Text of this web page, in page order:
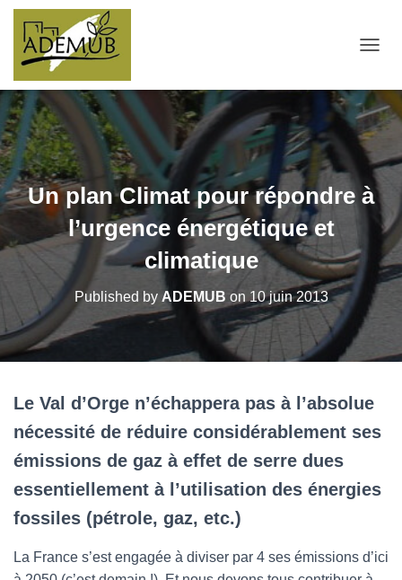
Un plan Climat pour répondre à
l’urgence énergétique et
climatique
Published by ADEMUB on 10 juin 2013
Le Val d’Orge n’échappera pas à l’absolue
nécessité de réduire considérablement ses
émissions de gaz à effet de serre dues
essentiellement à l’utilisation des énergies
fossiles (pétrole, gaz, etc.)
La France s’est engagée à diviser par 4 ses émissions d’ici